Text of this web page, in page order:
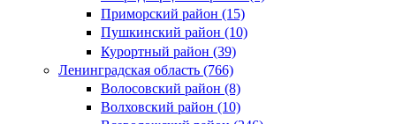
Приморский район (15)
Пушкинский район (10)
Курортный район (39)
Ленинградская область (766)
Волосовский район (8)
Волховский район (10)